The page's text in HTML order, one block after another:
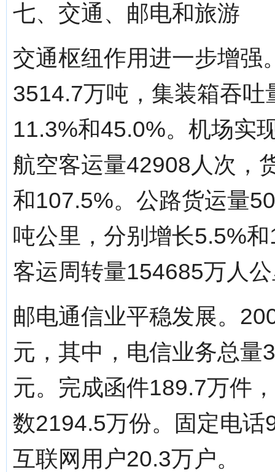
七、交通、邮电和旅游
交通枢纽作用进一步增强
3514.7万吨，集装箱吞
11.3%和45.0%。机场实
航空客运量42908人次，
和107.5%。公路货运量
吨公里，分别增长5.5%
客运周转量154685万人
邮电通信业平稳发展。
元，其中，电信业务总量
元。完成函件189.7万件
数2194.5万份。固定电
互联网用户20.3万户。